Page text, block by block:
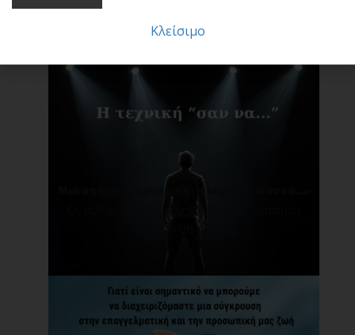
Οι άνθρωποι έχουν επιθυμίες. Κάποιοι
θέλουν να προ[...]
Κλείσιμο